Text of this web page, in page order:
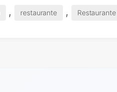
, restaurante ,